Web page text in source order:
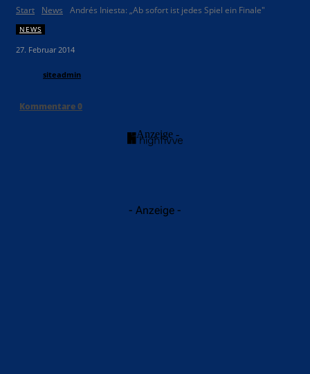
Start News Andrés Iniesta: „Ab sofort ist jedes Spiel ein Finale"
NEWS
27. Februar 2014
siteadmin
Kommentare0
- Anzeige -
- Anzeige -